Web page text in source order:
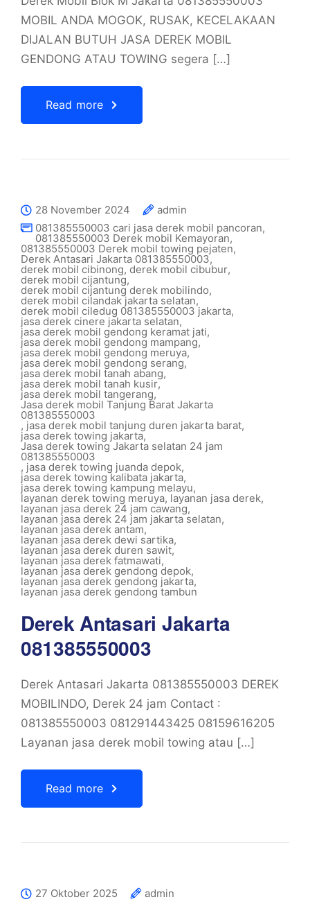
MOBIL ANDA MOGOK, RUSAK, KECELAKAAN
DIJALAN BUTUH JASA DEREK MOBIL
GENDONG ATAU TOWING segera […]
Read more
28 November 2024
admin
081385550003 cari jasa derek mobil pancoran,
081385550003 Derek mobil Kemayoran,
081385550003 Derek mobil towing pejaten,
Derek Antasari Jakarta 081385550003,
derek mobil cibinong, derek mobil cibubur,
derek mobil cijantung,
derek mobil cijantung derek mobilindo,
derek mobil cilandak jakarta selatan,
derek mobil ciledug 081385550003 jakarta,
jasa derek cinere jakarta selatan,
jasa derek mobil gendong keramat jati,
jasa derek mobil gendong mampang,
jasa derek mobil gendong meruya,
jasa derek mobil gendong serang,
jasa derek mobil tanah abang,
jasa derek mobil tanah kusir,
jasa derek mobil tangerang,
Jasa derek mobil Tanjung Barat Jakarta
081385550003
, jasa derek mobil tanjung duren jakarta barat,
jasa derek towing jakarta,
Jasa derek towing Jakarta selatan 24 jam
081385550003
, jasa derek towing juanda depok,
jasa derek towing kalibata jakarta,
jasa derek towing kampung melayu,
layanan derek towing meruya, layanan jasa derek,
layanan jasa derek 24 jam cawang,
layanan jasa derek 24 jam jakarta selatan,
layanan jasa derek antam,
layanan jasa derek dewi sartika,
layanan jasa derek duren sawit,
layanan jasa derek fatmawati,
layanan jasa derek gendong depok,
layanan jasa derek gendong jakarta,
layanan jasa derek gendong tambun
Derek Antasari Jakarta
081385550003
Derek Antasari Jakarta 081385550003 DEREK
MOBILINDO, Derek 24 jam Contact :
081385550003 081291443425 08159616205
Layanan jasa derek mobil towing atau […]
Read more
27 Oktober 2025
admin